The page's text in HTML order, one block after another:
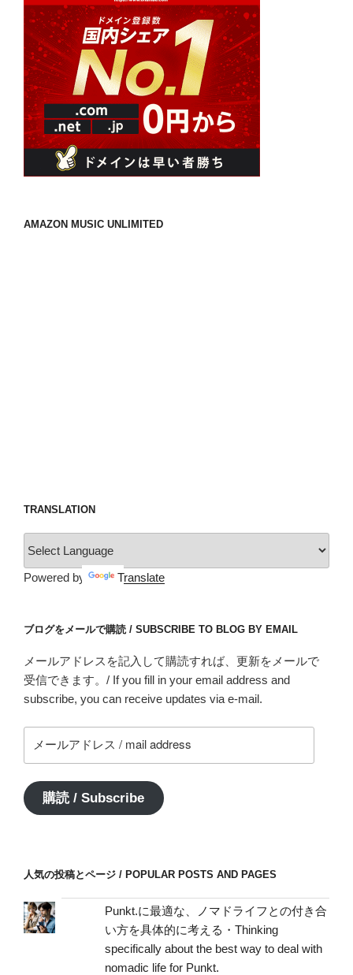
AMAZON MUSIC UNLIMITED
TRANSLATION
Powered by Translate
ブログをメールで購読 / SUBSCRIBE TO BLOG BY EMAIL
メールアドレスを記入して購読すれば、更新をメールで
受信できます。/ If you fill in your email address and
subscribe, you can receive updates via e-mail.
ー
ア
ド
address
購読 / Subscribe
人気の投稿とページ / POPULAR POSTS AND PAGES
Punkt.に最適な、ノマドライフとの付き合
い方を具体的に考える・Thinking
specifically about the best way to deal with
nomadic life for Punkt.